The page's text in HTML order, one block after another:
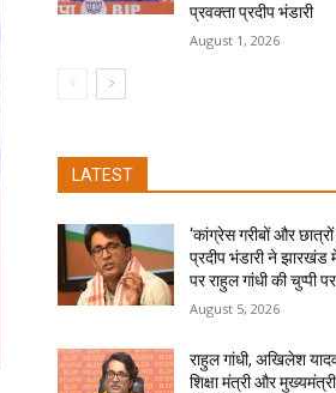
प्रवक्ता प्रदीप भंडारी
August 1, 2026
LATEST
‘कांग्रेस गरीबों और
प्रदीप भंडारी ने झारखंड
पर राहुल गांधी की चुप्पी
August 5, 2026
राहुल गांधी, अखिलेश
शिक्षा मंत्री और